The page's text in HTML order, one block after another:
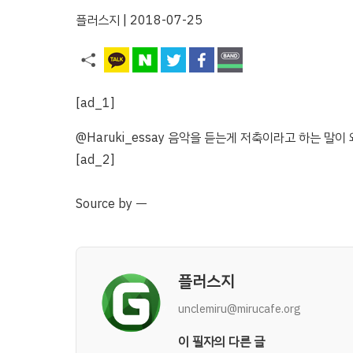
플러스지 | 2018-07-25
[ad_1]
@Haruki_essay 음악을 듣는게 저축이라고 하는 말이
[ad_2]
Source by ㅡ
플러스지
unclemiru@mirucafe.org
이 필자의 다른 글